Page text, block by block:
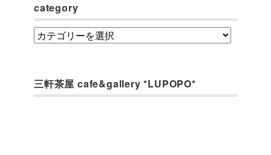
category
category
三軒茶屋 cafe&gallery *LUPOPO*